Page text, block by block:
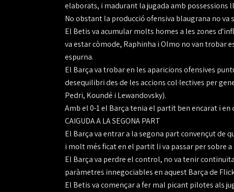
elaborats, i madurant la jugada amb possessions
No obstant la producció ofensiva blaugrana no va
El Betis va acumular molts homes a les zones
va estar còmode, Raphinha i Olmo no van trobar
espurna.
El Barça va trobar en les aparicions ofensives
desequilibri des de les accions col·lectives per
Pedri, Koundé i Lewandovsky).
Amb el 0-1 el Barça tenia el partit ben encarat i
CAIGUDA A LA SEGONA PART
El Barça va entrar a la segona part convençut de
i molt més ficat en el partit li va passar per sobre a
El Barça va perdre el control, no va tenir
paràmetres innegociables en aquest Barça de
El Betis va començar a fer mal picant pilotes als